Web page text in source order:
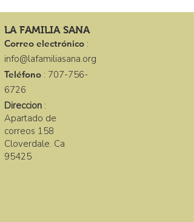
LA FAMILIA SANA
Correo electrónico :
info@lafamiliasana.org
Teléfono : 707-756-
6726
Direccion :
Apartado de
correos 158
Cloverdale. Ca
95425